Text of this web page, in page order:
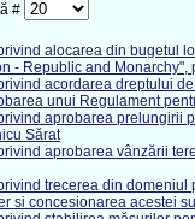
#
alocarea din bugetul
- Republic and Monarchy",
acordarea dreptului
unui Regulament
aprobarea
Sărat
aprobarea vânzării
trecerea din
si concesionarea acestei